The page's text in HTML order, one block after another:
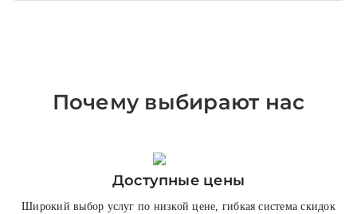
Почему выбирают нас
Доступные цены
Широкий выбор услуг по низкой цене, гибкая система скидок